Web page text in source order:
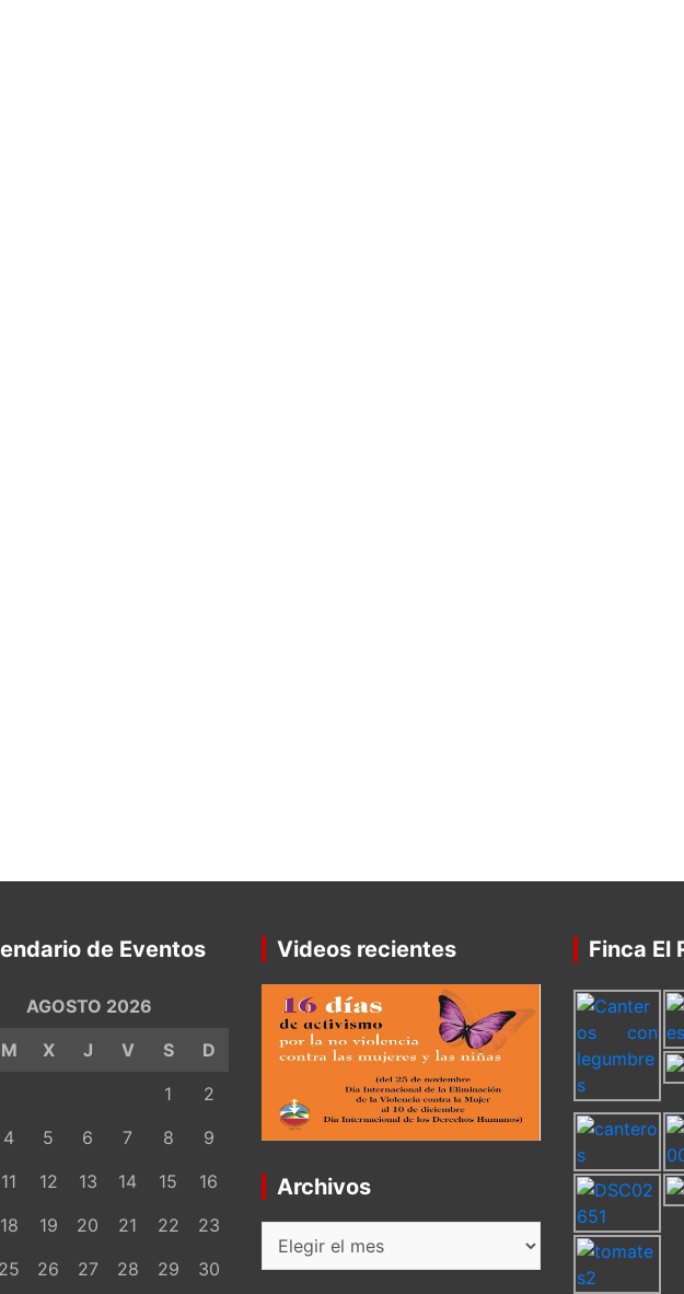
de Eventos
AGOSTO 2026
M X J V S
D
1
2
4 5 6 7 8
9
11 12 13 14 15
16
18 19 20 21 22
23
25 26 27 28 29
30
Videos recientes
Archivos
Finca El